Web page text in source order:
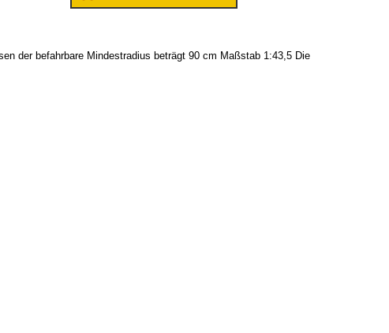
der befahrbare Mindestradius beträgt 90 cm Maßstab 1:43,5 Die